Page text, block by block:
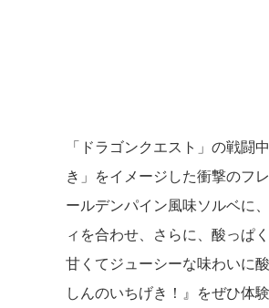
「ドラゴンクエスト」の戦闘
き」をイメージした衝撃のフ
ールデンパイン風味ソルベに
ィを合わせ、さらに、酸っぱ
甘くてジューシーな味わいに
しんのいちげき！』をぜひ体